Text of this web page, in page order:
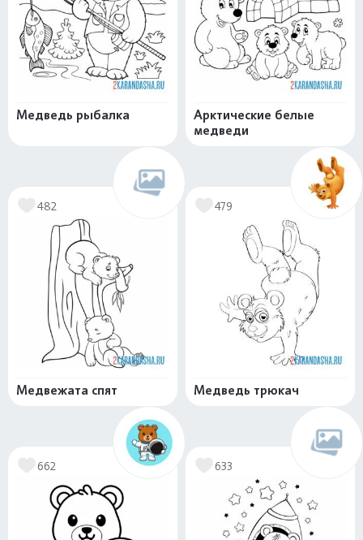
Медведь рыбалка
Арктические белые
медведи
482
Медвежата спят
479
Медведь трюкач
662 633